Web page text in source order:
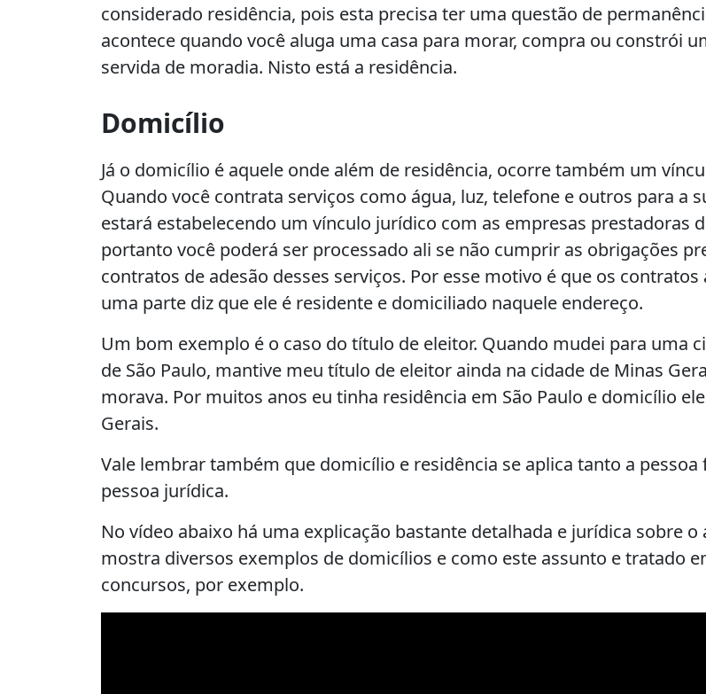
considerado residência, pois esta precisa ter uma questão de
acontece quando você aluga uma casa para morar, compra ou constrói
servida de moradia. Nisto está a residência.
Domicílio
Já o domicílio é aquele onde além de residência, ocorre também um
Quando você contrata serviços como água, luz, telefone e outros para a
estará estabelecendo um vínculo jurídico com as empresas prestadoras
portanto você poderá ser processado ali se não cumprir as obrigações
contratos de adesão desses serviços. Por esse motivo é que os
uma parte diz que ele é residente e domiciliado naquele endereço.
Um bom exemplo é o caso do título de eleitor. Quando mudei para uma
de São Paulo, mantive meu título de eleitor ainda na cidade de Minas
morava. Por muitos anos eu tinha residência em São Paulo e domicílio
Gerais.
Vale lembrar também que domicílio e residência se aplica tanto a pessoa
pessoa jurídica.
No vídeo abaixo há uma explicação bastante detalhada e jurídica sobre o
mostra diversos exemplos de domicílios e como este assunto e tratado
concursos, por exemplo.